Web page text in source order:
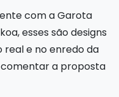
com a Garota
esses são designs
real e no enredo da
a proposta